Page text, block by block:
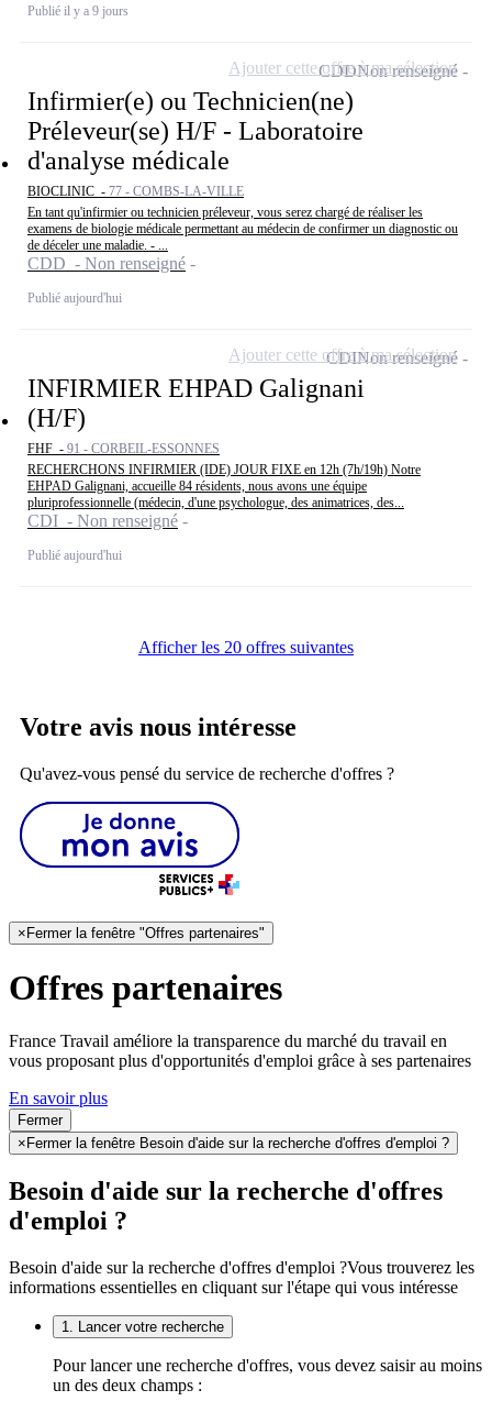
Publié il y a 9 jours
Infirmier(e) ou Technicien(ne)
Préleveur(se) H/F - Laboratoire
d'analyse médicale
BIOCLINIC - 77 - COMBS-LA-VILLE
En tant qu'infirmier ou technicien préleveur, vous serez chargé de réaliser les
examens de biologie médicale permettant au médecin de confirmer un diagnostic ou
de déceler une maladie. - ...
CDD - Non renseigné
Publié aujourd'hui
CDDNon renseigné
Ajouter cette offre à ma sélection
INFIRMIER EHPAD Galignani
(H/F)
FHF - 91 - CORBEIL-ESSONNES
RECHERCHONS INFIRMIER (IDE) JOUR FIXE en 12h (7h/19h) Notre
EHPAD Galignani, accueille 84 résidents, nous avons une équipe
pluriprofessionnelle (médecin, d'une psychologue, des animatrices, des...
CDI - Non renseigné
Publié aujourd'hui
CDINon renseigné
Ajouter cette offre à ma sélection
Afficher les 20 offres suivantes
Votre avis nous intéresse
Qu'avez-vous pensé du service de recherche d'offres ?
×Fermer la fenêtre "Offres partenaires"
Offres partenaires
France Travail améliore la transparence du marché du travail en
vous proposant plus d'opportunités d'emploi grâce à ses partenaires
En savoir plus
Fermer
× Fermer la fenêtre Besoin d'aide sur la recherche d'offres d'emploi ?
Besoin d'aide sur la recherche d'offres
d'emploi ?
Besoin d'aide sur la recherche d'offres d'emploi ?Vous trouverez les
informations essentielles en cliquant sur l'étape qui vous intéresse
1. Lancer votre recherche
Pour lancer une recherche d'offres, vous devez saisir au moins
un des deux champs :